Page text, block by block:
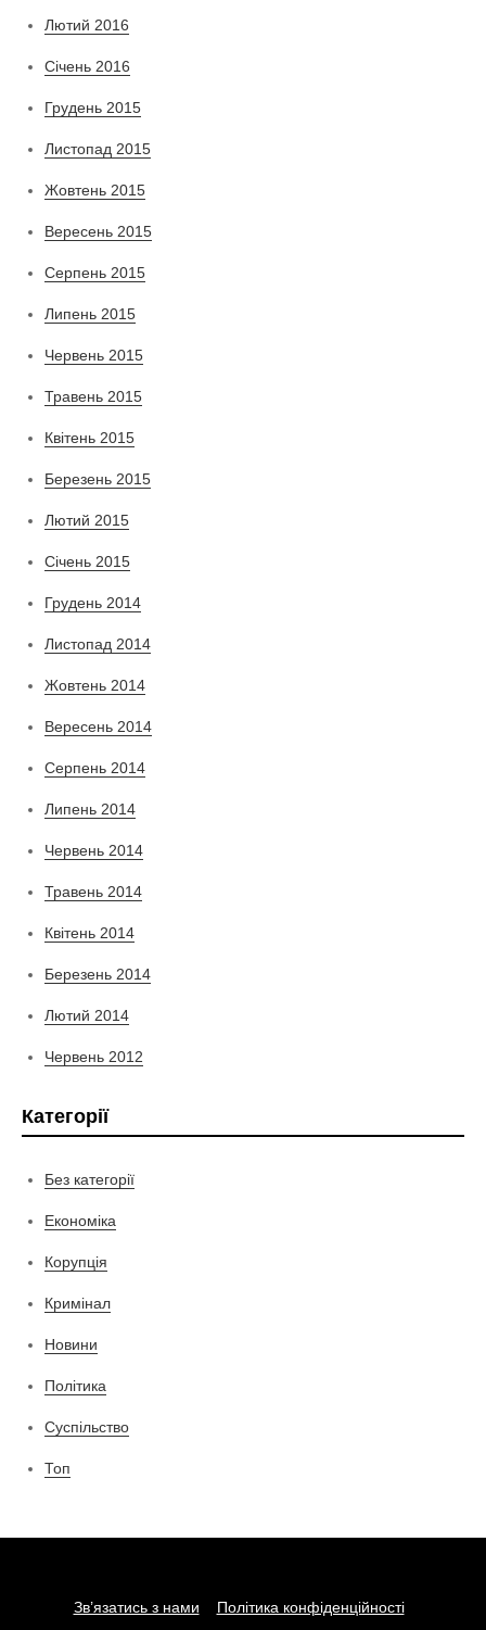
Лютий 2016
Січень 2016
Грудень 2015
Листопад 2015
Жовтень 2015
Вересень 2015
Серпень 2015
Липень 2015
Червень 2015
Травень 2015
Квітень 2015
Березень 2015
Лютий 2015
Січень 2015
Грудень 2014
Листопад 2014
Жовтень 2014
Вересень 2014
Серпень 2014
Липень 2014
Червень 2014
Травень 2014
Квітень 2014
Березень 2014
Лютий 2014
Червень 2012
Категорії
Без категорії
Економіка
Корупція
Кримінал
Новини
Політика
Суспільство
Топ
Зв’язатись з нами
Політика конфіденційності